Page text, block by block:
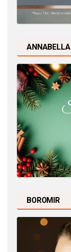
ANNABELLA
BOROMIR